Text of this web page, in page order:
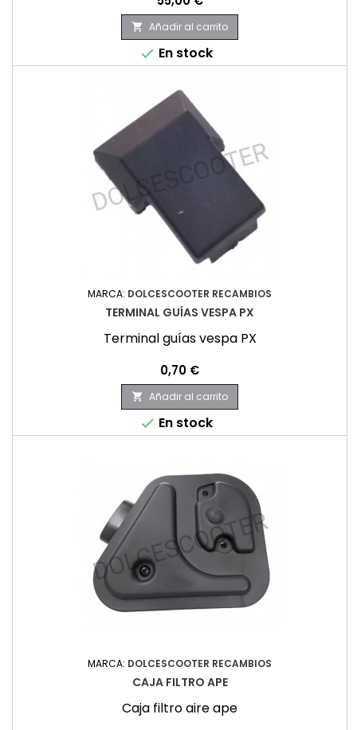
 Añadir al carrito
 En stock
MARCA: DOLCESCOOTER RECAMBIOS
TERMINAL GUÍAS VESPA PX
Terminal guías vespa PX
Precio
0,70 €
 Añadir al carrito
 En stock
MARCA: DOLCESCOOTER RECAMBIOS
CAJA FILTRO APE
Caja filtro aire ape